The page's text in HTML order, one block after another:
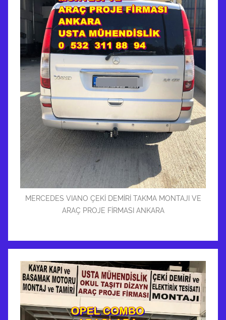
MERCEDES VIANO ÇEKİ DEMİRİ TAKMA MONTAJI VE
ARAÇ PROJE FİRMASI ANKARA